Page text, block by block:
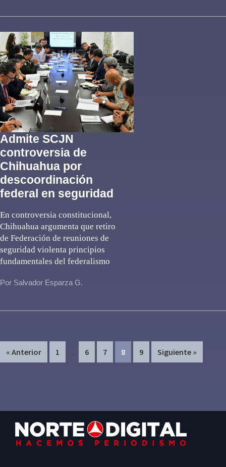
Admite SCJN
controversia de
Chihuahua por
descoordinación
federal en seguridad
En controversia constitucional,
Chihuahua argumenta que retiro
de Federación de reuniones de
seguridad violenta principios
fundamentales del federalismo
Por Salvador Esparza G.
« Anterior Page
1
Interim
pages
… Page
6 Page
7 Page
8 Page
9 Siguiente »
Sidebar
Footer